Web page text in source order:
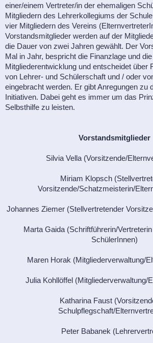
einer/einem Vertreter/in der ehemalig​en
Mitgliedern des Lehrerkollegiums der
vier Mitgliedern des Vereins
Vorstandsmitglieder werden auf der
die Dauer von zwei Jahren gewählt. Der
Mal in Jahr, bespricht die Finanzlage und die
Mitgliederentwicklung und entscheidet über
von Lehrer- und Schülerschaft und / oder
eingebracht werden. Er gibt Anregungen zu
Initiativen. Dabei geht es immer um das
Selbsthilfe zu leisten.
Vorstandsmitglieder
Silvia Vella (Vorsitzende/
Miriam Klopsch
Vorsitzende/Schatzmeisterin/
Johannes Ziemer (Stellvertretender
Marta Gaida (Schriftführerin/
SchülerInnen)
Maren Horak (Mitgliederverwaltung/
Julia Kohllöffel (Mitgliederverwaltung/
Katharina Faust
Schulpflegschaft/
Peter Babanek